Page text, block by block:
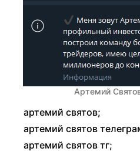
Артемий
артемий святов;
артемий святов
артемий святов тг;